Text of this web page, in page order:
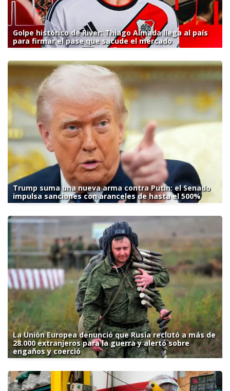
Golpe histórico de River: Thiago Almada llega al país
para firmar el pase que sacude el mercado
Trump suma una nueva arma contra Putin: el Senado
impulsa sanciones con aranceles de hasta el 500%
La Unión Europea denunció que Rusia reclutó a más de
28.000 extranjeros para la guerra y alertó sobre
engaños y coerció